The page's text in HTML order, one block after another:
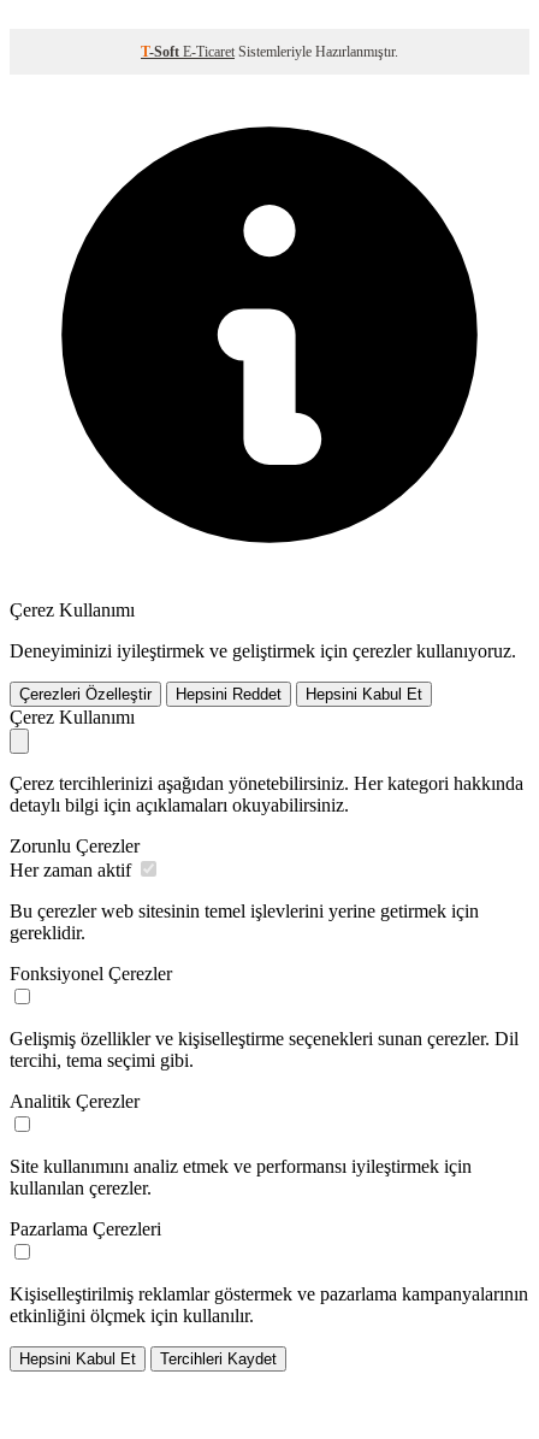
T-Soft E-Ticaret Sistemleriyle Hazırlanmıştır.
Çerez Kullanımı
Deneyiminizi iyileştirmek ve geliştirmek için çerezler kullanıyoruz.
Çerezleri Özelleştir Hepsini Reddet Hepsini Kabul Et
Çerez Kullanımı
Çerez tercihlerinizi aşağıdan yönetebilirsiniz. Her kategori hakkında
detaylı bilgi için açıklamaları okuyabilirsiniz.
Zorunlu Çerezler
Her zaman aktif
Bu çerezler web sitesinin temel işlevlerini yerine getirmek için
gereklidir.
Fonksiyonel Çerezler
Gelişmiş özellikler ve kişiselleştirme seçenekleri sunan çerezler. Dil
tercihi, tema seçimi gibi.
Analitik Çerezler
Site kullanımını analiz etmek ve performansı iyileştirmek için
kullanılan çerezler.
Pazarlama Çerezleri
Kişiselleştirilmiş reklamlar göstermek ve pazarlama kampanyalarının
etkinliğini ölçmek için kullanılır.
Hepsini Kabul Et Tercihleri Kaydet